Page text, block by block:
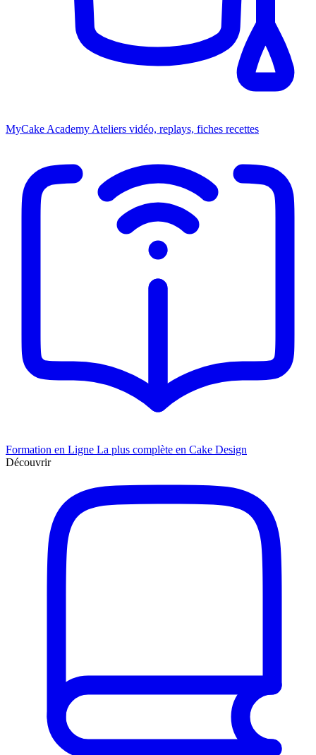
MyCake Academy Ateliers vidéo, replays, fiches recettes
Formation en Ligne La plus complète en Cake Design
Découvrir